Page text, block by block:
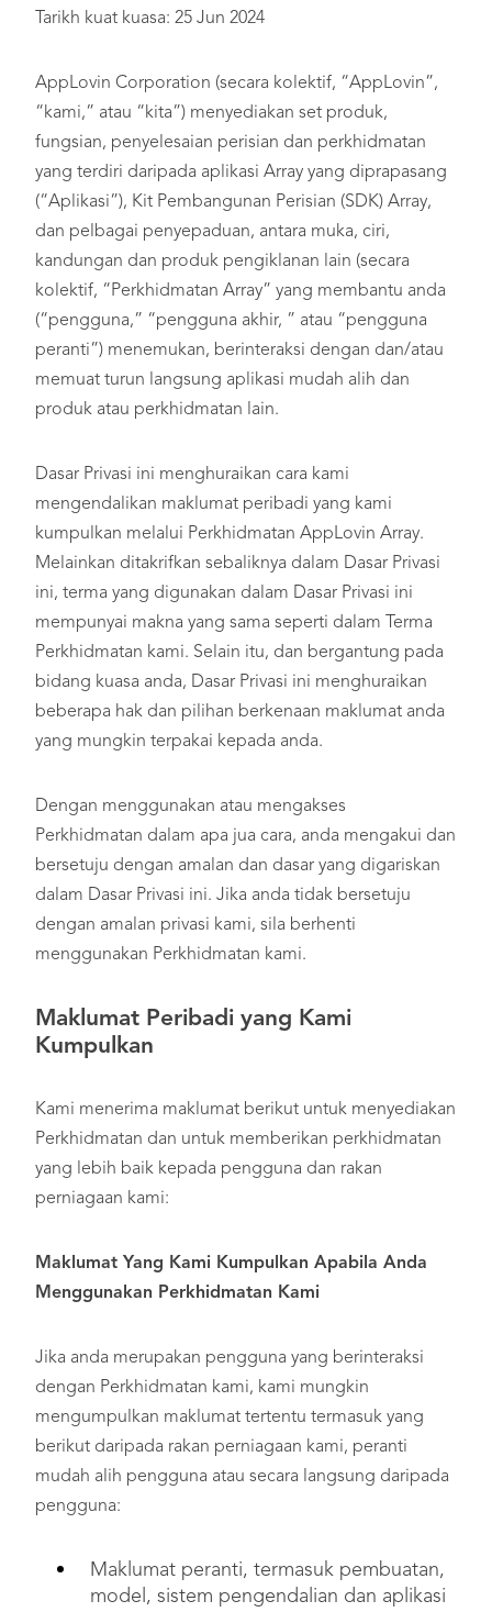
Tarikh kuat kuasa: 25 Jun 2024
AppLovin Corporation (secara kolektif, “AppLovin”,
“kami,” atau “kita”) menyediakan set produk,
fungsian, penyelesaian perisian dan perkhidmatan
yang terdiri daripada aplikasi Array yang diprapasang
(“Aplikasi”), Kit Pembangunan Perisian (SDK) Array,
dan pelbagai penyepaduan, antara muka, ciri,
kandungan dan produk pengiklanan lain (secara
kolektif, “Perkhidmatan Array” yang membantu anda
(“pengguna,” “pengguna akhir, ” atau “pengguna
peranti”) menemukan, berinteraksi dengan dan/atau
memuat turun langsung aplikasi mudah alih dan
produk atau perkhidmatan lain.
Dasar Privasi ini menghuraikan cara kami
mengendalikan maklumat peribadi yang kami
kumpulkan melalui Perkhidmatan AppLovin Array.
Melainkan ditakrifkan sebaliknya dalam Dasar Privasi
ini, terma yang digunakan dalam Dasar Privasi ini
mempunyai makna yang sama seperti dalam Terma
Perkhidmatan kami. Selain itu, dan bergantung pada
bidang kuasa anda, Dasar Privasi ini menghuraikan
beberapa hak dan pilihan berkenaan maklumat anda
yang mungkin terpakai kepada anda.
Dengan menggunakan atau mengakses
Perkhidmatan dalam apa jua cara, anda mengakui dan
bersetuju dengan amalan dan dasar yang digariskan
dalam Dasar Privasi ini. Jika anda tidak bersetuju
dengan amalan privasi kami, sila berhenti
menggunakan Perkhidmatan kami.
Maklumat Peribadi yang Kami
Kumpulkan
Kami menerima maklumat berikut untuk menyediakan
Perkhidmatan dan untuk memberikan perkhidmatan
yang lebih baik kepada pengguna dan rakan
perniagaan kami:
Maklumat Yang Kami Kumpulkan Apabila Anda
Menggunakan Perkhidmatan Kami
Jika anda merupakan pengguna yang berinteraksi
dengan Perkhidmatan kami, kami mungkin
mengumpulkan maklumat tertentu termasuk yang
berikut daripada rakan perniagaan kami, peranti
mudah alih pengguna atau secara langsung daripada
pengguna:
Maklumat peranti, termasuk pembuatan,
model, sistem pengendalian dan aplikasi